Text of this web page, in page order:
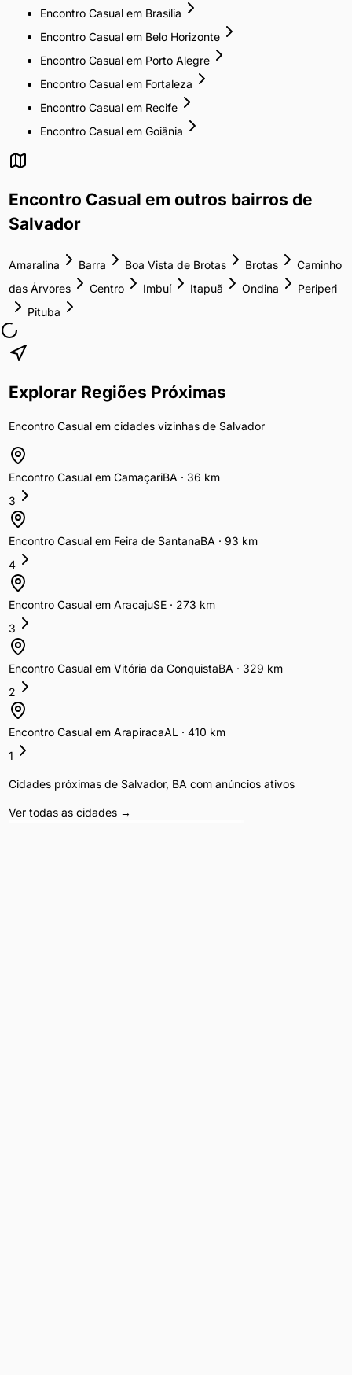
Encontro Casualem Brasília
Encontro Casualem Belo Horizonte
Encontro Casualem Porto Alegre
Encontro Casualem Fortaleza
Encontro Casualem Recife
Encontro Casualem Goiânia
Encontro Casual em outros bairros de
Salvador
Amaralina Barra Boa Vista de Brotas Brotas
Caminho
das Árvores
Centro Imbuí Itapuã Ondina
Periperi
Pituba
Explorar Regiões Próximas
Encontro Casualem cidades vizinhas de Salvador
Encontro Casualem CamaçariBA· 36 km
3
Encontro Casualem Feira de SantanaBA· 93 km
4
Encontro Casualem AracajuSE· 273 km
3
Encontro Casualem Vitória da ConquistaBA· 329 km
2
Encontro Casualem ArapiracaAL· 410 km
1
Cidades próximas de Salvador, BAcom anúncios ativos
Ver todas as cidades →